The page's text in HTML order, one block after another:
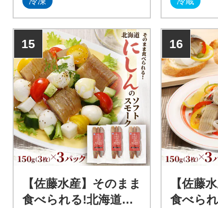
15
【佐藤水産】そのまま
食べられる!北海道に
16
【佐藤
食べら